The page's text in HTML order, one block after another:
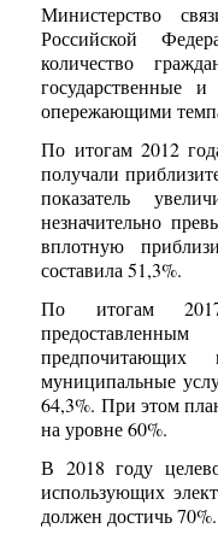
Министерство
Российской
количество
государственные
опережающими
По итогам 2012
получали
показатель
незначительно
вплотную
составила 51,3%.
По итогам
предпочитающих
муниципальные
64,3%. При этом
на уровне 60%.
В 2018 году
использующих
должен достичь 70%.